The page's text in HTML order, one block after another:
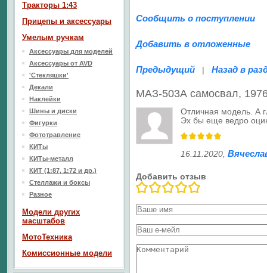
Сообщить о поступлении
Добавить в отложенные
Предыдущий | Назад в
МАЗ-503А самосвал,
Отличная модель. А
Эх бы еще ведро
16.11.2020
Добавить отзыв
Тракторы 1:43
Прицепы и аксессуары
Умелым ручкам
Аксессуары для моделей
Аксессуары от AVD
'Стекляшки'
Декали
Наклейки
Шины и диски
Фигурки
Фототравление
КИТы
КИТы-металл
КИТ (1:87, 1:72 и др.)
Стеллажи и боксы
Разное
Модели других
масштабов
МотоТехника
Комиссионные модели